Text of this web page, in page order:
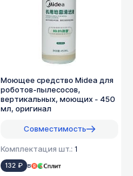
Моющее средство Midea для
роботов-пылесосов,
вертикальных, моющих - 450
мл, оригинал
Совместимость
Комплектация шт.: 1
132 ₽ в